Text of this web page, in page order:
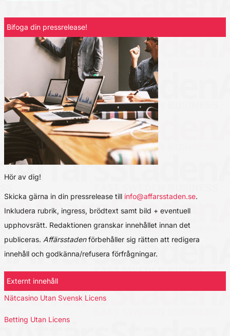
Bifoga din pressrelease!
Hör av dig!
Skicka gärna in din pressrelease till info@affarsstaden.se.
Inkludera rubrik, ingress, brödtext samt bild + eventuell
upphovsrätt. Redaktionen granskar innehållet innan det
publiceras. Affärsstadenförbehåller sig rätten att redigera
innehåll och godkänna/refusera förfrågningar.
Externt innehåll
Nätcasino Utan Svensk Licens
Betting Utan Licens